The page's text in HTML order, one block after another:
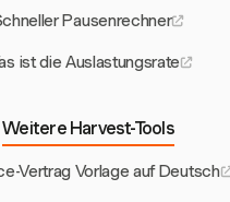
Pausenrechner
ist die Auslastungsrate
Weitere Harvest-Tools
Vertrag Vorlage auf Deutsch